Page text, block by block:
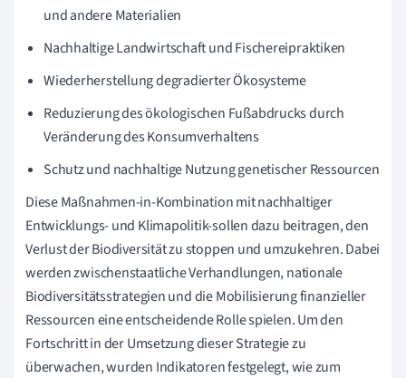
und andere Materialien
Nachhaltige Landwirtschaft und Fischereipraktiken
Wiederherstellung degradierter Ökosysteme
Reduzierung des ökologischen Fußabdrucks durch
Veränderung des Konsumverhaltens
Schutz und nachhaltige Nutzung genetischer Ressourcen
Diese Maßnahmen-in-Kombination mit nachhaltiger
Entwicklungs- und Klimapolitik-sollen dazu beitragen, den
Verlust der Biodiversität zu stoppen und umzukehren. Dabei
werden zwischenstaatliche Verhandlungen, nationale
Biodiversitätsstrategien und die Mobilisierung finanzieller
Ressourcen eine entscheidende Rolle spielen. Um den
Fortschritt in der Umsetzung dieser Strategie zu
überwachen, wurden Indikatoren festgelegt, wie zum